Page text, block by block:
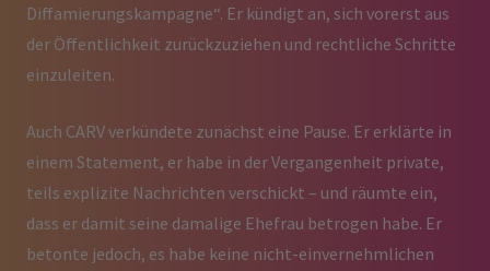
Diffamierungskampagne“. Er kündigt an, sich vorerst aus
der Öffentlichkeit zurückzuziehen und rechtliche Schritte
einzuleiten.
Auch CARV verkündete zunächst eine Pause. Er erklärte in
einem Statement, er habe in der Vergangenheit private,
teils explizite Nachrichten verschickt – und räumte ein,
dass er damit seine damalige Ehefrau betrogen habe. Er
betonte jedoch, es habe keine nicht-einvernehmlichen